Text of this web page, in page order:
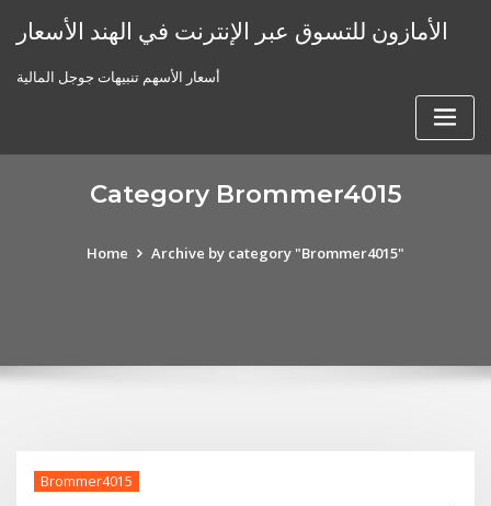
الأمازون للتسوق عبر الإنترنت في الهند الأسعار
أسعار الأسهم تنبيهات جوجل المالية
Category Brommer4015
Home Archive by category "Brommer4015"
Brommer4015